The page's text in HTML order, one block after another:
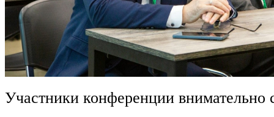
Участники конференции